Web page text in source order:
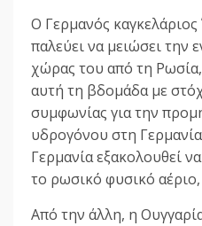
Ο Γερμανός
παλεύει να μειώσει την
χώρας του από τη
αυτή τη βδομάδα με
συμφωνίας για την
υδρογόνου στη
Γερμανία εξακολουθεί
το ρωσικό φυσικό αέριο,
Από την άλλη, η